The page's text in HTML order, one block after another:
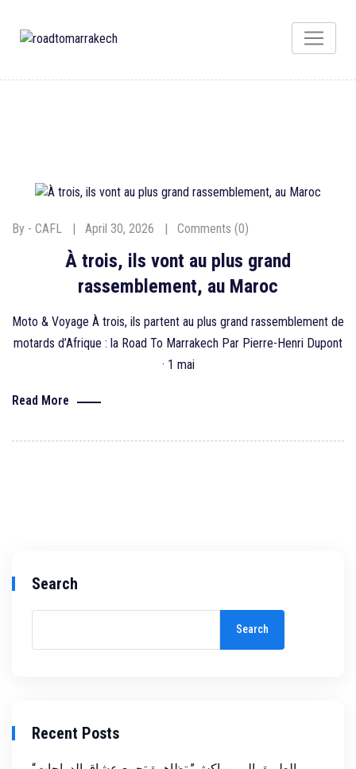
By - CAFL April 30, 2026 Comments (0)
À trois, ils vont au plus grand
rassemblement, au Maroc
Moto & Voyage À trois, ils partent au plus grand rassemblement de
motards d’Afrique : la Road To Marrakech Par Pierre-Henri Dupont
· 1 mai
Read More
Search
Search
Recent Posts